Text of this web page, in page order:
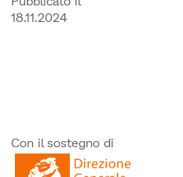
18.11.2024
Con il sostegno di